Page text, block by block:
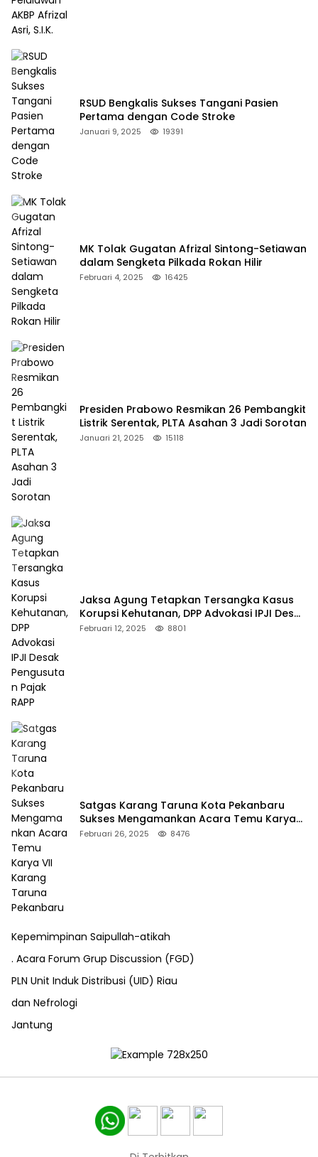
RSUD Bengkalis Sukses Tangani Pasien
Pertama dengan Code Stroke
Januari 9, 2025 19391
MK Tolak Gugatan Afrizal Sintong-Setiawan
dalam Sengketa Pilkada Rokan Hilir
Februari 4, 2025 16425
Presiden Prabowo Resmikan 26 Pembangkit
Listrik Serentak, PLTA Asahan 3 Jadi Sorotan
Januari 21, 2025 15118
Jaksa Agung Tetapkan Tersangka Kasus
Korupsi Kehutanan, DPP Advokasi IPJI Desak
Pengusutan Pajak RAPP
Februari 12, 2025 8801
Satgas Karang Taruna Kota Pekanbaru
Sukses Mengamankan Acara Temu Karya
VII Karang Taruna Pekanbaru
Februari 26, 2025 8476
Kepemimpinan Saipullah-atikah
. Acara Forum Grup Discussion (FGD)
PLN Unit Induk Distribusi (UID) Riau
dan Nefrologi
Jantung